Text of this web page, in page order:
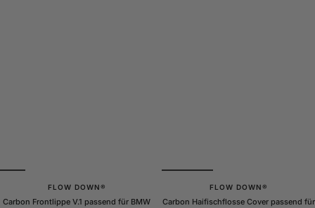
FLOW DOWN®
Carbon Frontlippe V.1 passend für BMW
FLOW DOWN®
Carbon Haifischflosse Cover passend für